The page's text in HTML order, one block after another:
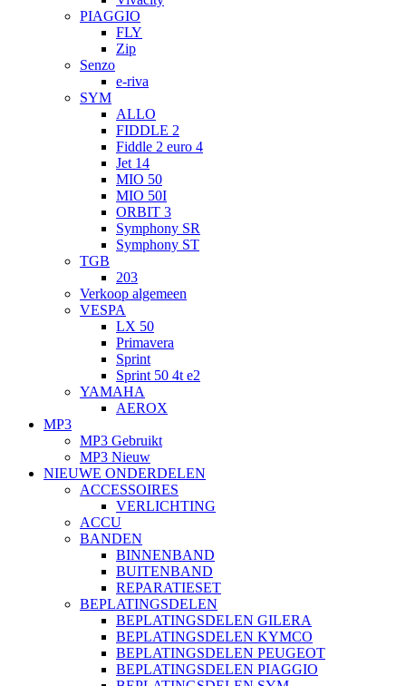
PIAGGIO
FLY
Zip
Senzo
e-riva
SYM
ALLO
FIDDLE 2
Fiddle 2 euro 4
Jet 14
MIO 50
MIO 50I
ORBIT 3
Symphony SR
Symphony ST
TGB
203
Verkoop algemeen
VESPA
LX 50
Primavera
Sprint
Sprint 50 4t e2
YAMAHA
AEROX
MP3
MP3 Gebruikt
MP3 Nieuw
NIEUWE ONDERDELEN
ACCESSOIRES
VERLICHTING
ACCU
BANDEN
BINNENBAND
BUITENBAND
REPARATIESET
BEPLATINGSDELEN
BEPLATINGSDELEN GILERA
BEPLATINGSDELEN KYMCO
BEPLATINGSDELEN PEUGEOT
BEPLATINGSDELEN PIAGGIO